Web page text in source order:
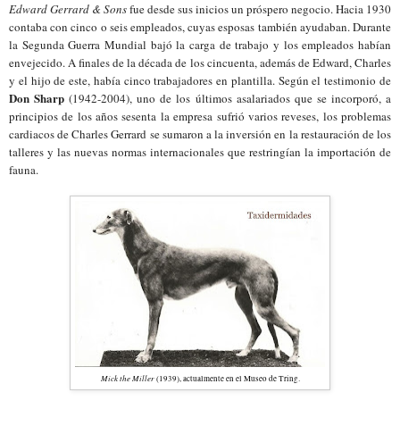
Edward Gerrard & Sonsfue desde sus inicios un próspero negocio. Hacia 1930
contaba con cinco o seis empleados, cuyas esposas también ayudaban. Durante
la Segunda Guerra Mundial bajó la carga de trabajo y los empleados habían
envejecido. A finales de la década de los cincuenta, además de Edward, Charles
y el hijo de este, había cinco trabajadores en plantilla. Según el testimonio de
Don Sharp (1942-2004), uno de los últimos asalariados que se incorporó, a
principios de los años sesenta la empresa sufrió varios reveses, los problemas
cardiacos de Charles Gerrard se sumaron a la inversión en la restauración de los
talleres y las nuevas normas internacionales que restringían la importación de
fauna.
Mick the Miller(1939), actualmente en el Museo de Tring.